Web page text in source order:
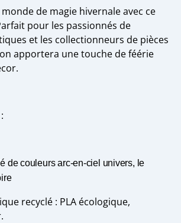
de magie hivernale avec ce
pour les passionnés de
et les collectionneurs de pièces
apportera une touche de féérie
de couleurs arc-en-ciel univers, le
recyclé : PLA écologique,